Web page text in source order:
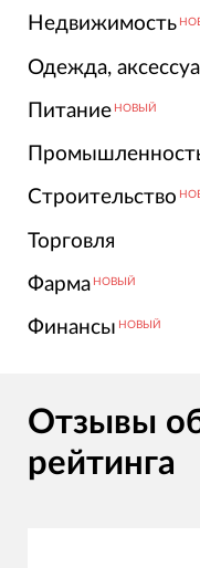
Недвижимость
Одежда,
Питание НОВЫЙ
Строительство
Торговля
Фарма НОВЫЙ
Финансы НОВЫЙ
Отзывы
рейтинга